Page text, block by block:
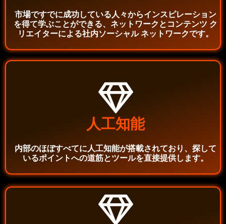
市場ですでに成功している人々からインスピレーション
を得て学ぶことができる、ネットワークとコンテンツ ク
リエイターによる社内ソーシャル ネットワークです。
人工知能
内部のほぼすべてに人工知能が搭載されており、探して
いるポイントへの道筋とツールを直接提供します。